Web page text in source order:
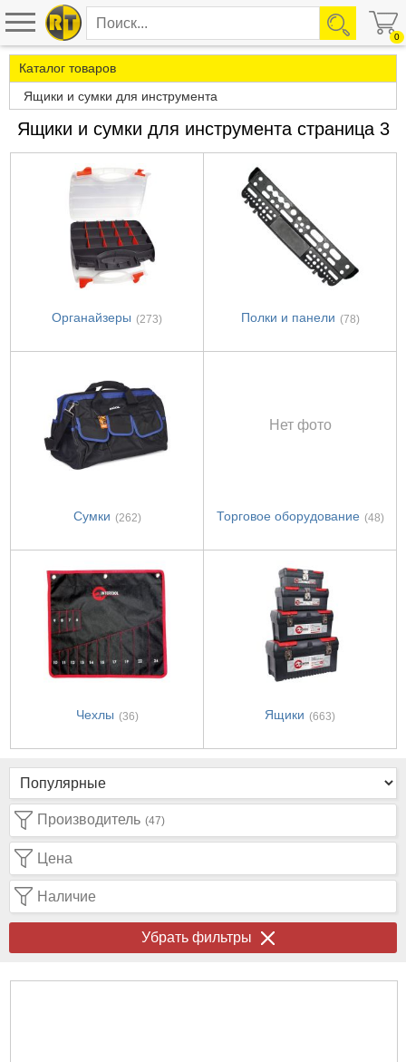
0
Каталог товаров
Ящики и сумки для инструмента
Ящики и сумки для инструмента страница 3
Органайзеры (273) Полки и панели (78)
Сумки (262)
Нет фото
Торговое оборудование (48)
Чехлы (36) Ящики (663)
Производитель (47)
Цена
Наличие
Убрать фильтры